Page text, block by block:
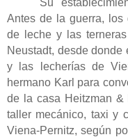
Antes de la guerra, los
de leche y las
Neustadt, desde donde
y las lecherías de
hermano Karl para
de la casa Heitzman &
taller mecánico, taxi y
Viena-Pernitz, según